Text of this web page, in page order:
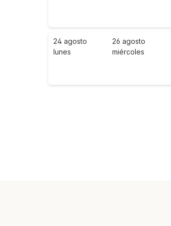
24 agosto
lunes
26 agosto
miércoles